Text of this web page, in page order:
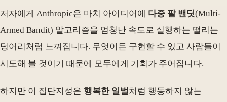
저자에게 Anthropic은 마치 아이디어에 다중 팔 밴딧(Multi-
Armed Bandit) 알고리즘을 엄청난 속도로 실행하는 떨리는
덩어리처럼 느껴집니다. 무엇이든 구현할 수 있고 사람들이
시도해 볼 것이기 때문에 모두에게 기회가 주어집니다.
하지만 이 집단지성은 행복한 일벌처럼 행동하지 않는